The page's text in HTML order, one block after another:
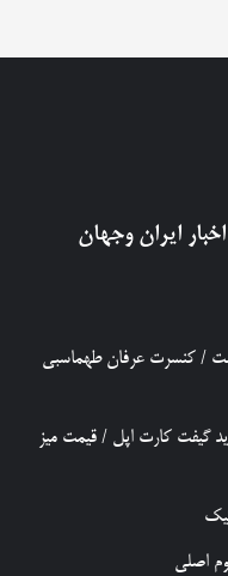
ایران وجهان
/ کنسرت عرفان طهماسبی
گیفت کارت اپل / قیمت میز
اصلی